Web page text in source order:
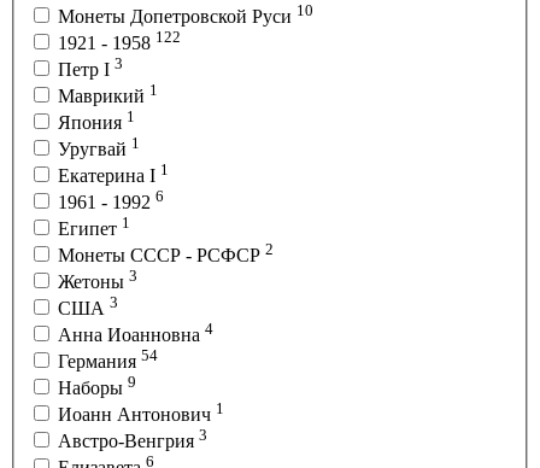
Монеты Допетровской Руси 10
1921 - 1958 122
Петр I 3
Маврикий 1
Япония 1
Уругвай 1
Екатерина I 1
1961 - 1992 6
Египет 1
Монеты СССР - РСФСР 2
Жетоны 3
США 3
Анна Иоанновна 4
Германия 54
Наборы 9
Иоанн Антонович 1
Австро-Венгрия 3
6